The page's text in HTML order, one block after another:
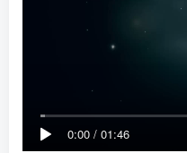
0:00 / 01:46